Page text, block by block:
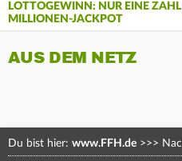
LOTTOGEWINN: NUR EINE
MILLIONEN-JACKPOT
AUS DEM NETZ
Du bist hier: www.FFH.de >>>